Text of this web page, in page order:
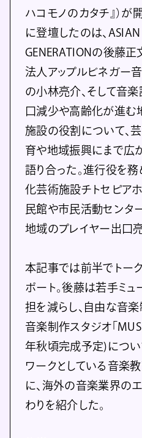
ハコモノのカタチ』）が
に登壇したのは、
GENERATIONの後藤正
法人アップルビネガー
の小林亮介、そして音
口減少や高齢化が進む
施設の役割について、
育や地域振興にまで広
語り合った。進行役を
化芸術施設チトセピア
民館や市民活動センタ
地域のプレイヤー出口亮
本記事では前半でトー
ポート。後藤は若手ミ
担を減らし、自由な音
音楽制作スタジオ「
年秋頃完成予定)につい
ワークとしている音楽
に、海外の音楽業界の
わりを紹介した。